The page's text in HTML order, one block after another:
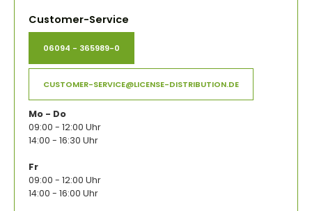
Customer-Service
06094 - 365989-0
CUSTOMER-SERVICE@LICENSE-DISTRIBUTION.DE
Mo - Do
09:00 - 12:00 Uhr
14:00 - 16:30 Uhr
Fr
09:00 - 12:00 Uhr
14:00 - 16:00 Uhr